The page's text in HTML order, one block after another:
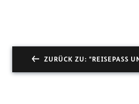
ZURÜCK ZU: "REISEPASS